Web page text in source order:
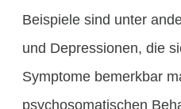
Beispiele sind unter
und Depressionen, die
Symptome bemerkbar
psychosomatischen